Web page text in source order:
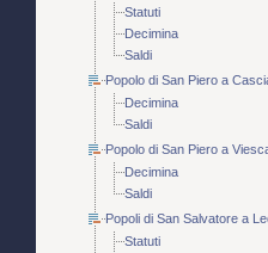
Statuti
Decimina
Saldi
Popolo di San Piero a
Decimina
Saldi
Popolo di San Piero a
Decimina
Saldi
Popoli di San Salvatore a
Statuti